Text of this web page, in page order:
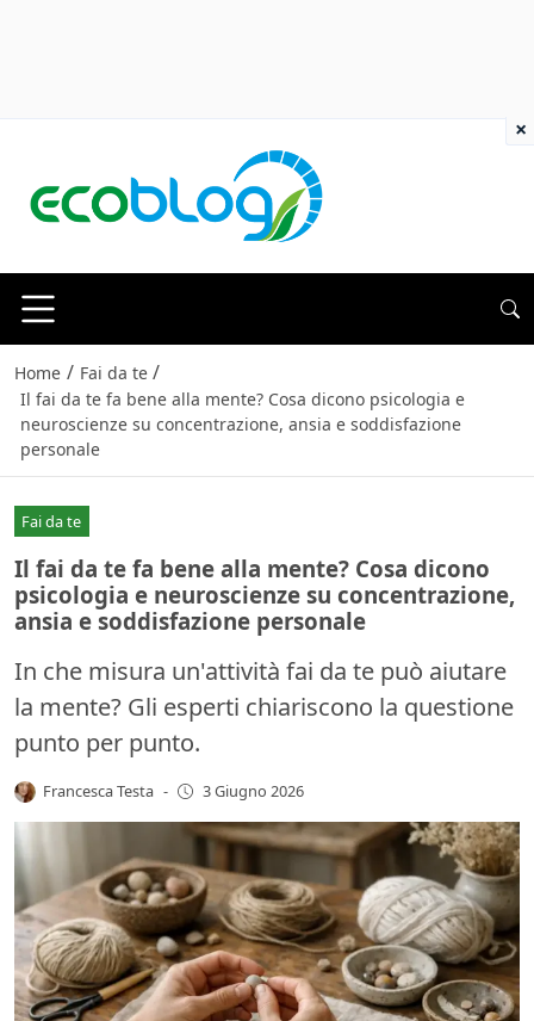
Home / Fai da te /
Il fai da te fa bene alla mente? Cosa dicono psicologia e
neuroscienze su concentrazione, ansia e soddisfazione
personale
Fai da te
Il fai da te fa bene alla mente? Cosa dicono
psicologia e neuroscienze su concentrazione,
ansia e soddisfazione personale
In che misura un'attività fai da te può aiutare
la mente? Gli esperti chiariscono la questione
punto per punto.
Francesca Testa - 3 Giugno 2026
×